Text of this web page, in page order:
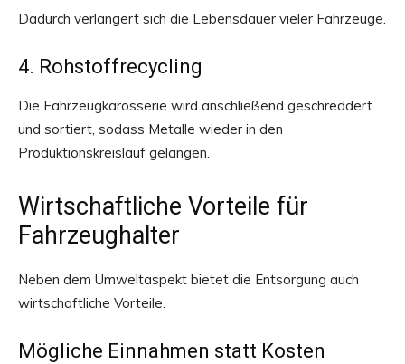
Dadurch verlängert sich die Lebensdauer vieler Fahrzeuge.
4. Rohstoffrecycling
Die Fahrzeugkarosserie wird anschließend geschreddert
und sortiert, sodass Metalle wieder in den
Produktionskreislauf gelangen.
Wirtschaftliche Vorteile für
Fahrzeughalter
Neben dem Umweltaspekt bietet die Entsorgung auch
wirtschaftliche Vorteile.
Mögliche Einnahmen statt Kosten